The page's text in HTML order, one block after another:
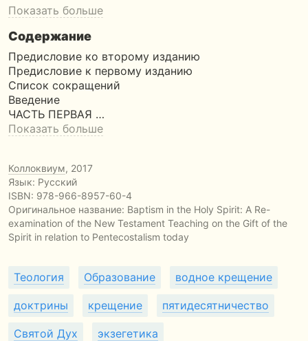
Показать больше
Содержание
Предисловие ко второму изданию
Предисловие к первому изданию
Список сокращений
Введение
ЧАСТЬ ПЕРВАЯ …
Показать больше
Коллоквиум, 2017
Язык: Русский
ISBN: 978-966-8957-60-4
Оригинальное название: Baptism in the Holy Spirit: A Re-
examination of the New Testament Teaching on the Gift of the
Spirit in relation to Pentecostalism today
Теология Образование водное крещение
доктрины крещение пятидесятничество
Святой Дух экзегетика